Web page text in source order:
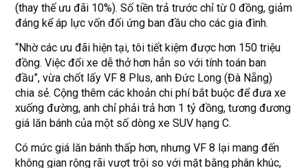
(thay thế ưu đãi 10%). Số tiền trả trước chỉ từ 0 đồng, giảm
đáng kể áp lực vốn đối ứng ban đầu cho các gia đình.
“Nhờ các ưu đãi hiện tại, tôi tiết kiệm được hơn 150 triệu
đồng. Việc đổi xe dễ thở hơn hẳn so với tính toán ban
đầu”, vừa chốt lấy VF 8 Plus, anh Đức Long (Đà Nẵng)
chia sẻ. Cộng thêm các khoản chi phí bắt buộc để đưa xe
xuống đường, anh chỉ phải trả hơn 1 tỷ đồng, tương đương
giá lăn bánh của một số dòng xe SUV hạng C.
Có mức giá lăn bánh thấp hơn, nhưng VF 8 lại mang đến
không gian rộng rãi vượt trội so với mặt bằng phân khúc,